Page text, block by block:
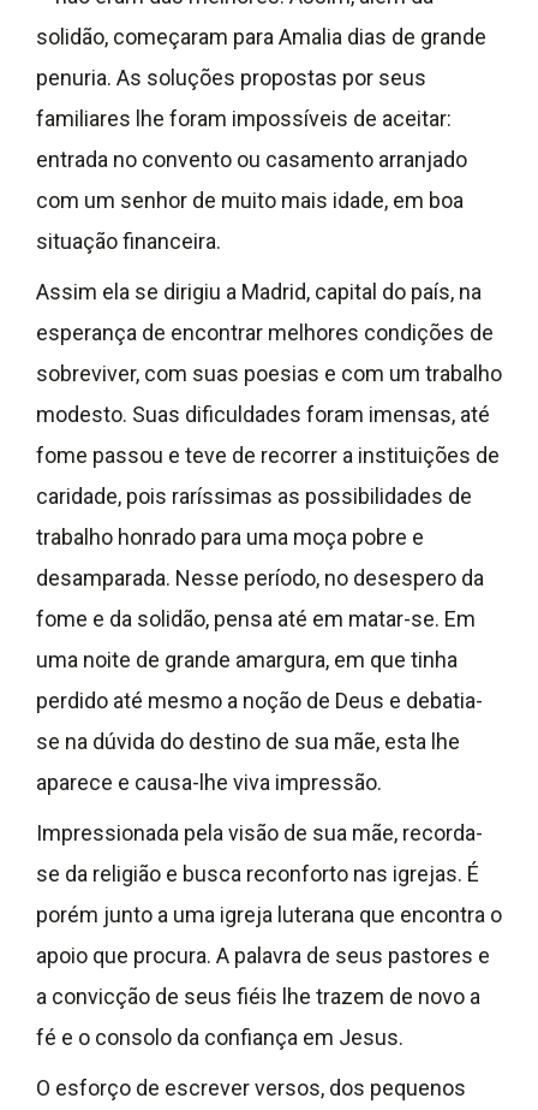
solidão, começaram para Amalia dias de grande
penuria. As soluções propostas por seus
familiares lhe foram impossíveis de aceitar:
entrada no convento ou casamento arranjado
com um senhor de muito mais idade, em boa
situação financeira.
Assim ela se dirigiu a Madrid, capital do país, na
esperança de encontrar melhores condições de
sobreviver, com suas poesias e com um trabalho
modesto. Suas dificuldades foram imensas, até
fome passou e teve de recorrer a instituições de
caridade, pois raríssimas as possibilidades de
trabalho honrado para uma moça pobre e
desamparada. Nesse período, no desespero da
fome e da solidão, pensa até em matar-se. Em
uma noite de grande amargura, em que tinha
perdido até mesmo a noção de Deus e debatia-
se na dúvida do destino de sua mãe, esta lhe
aparece e causa-lhe viva impressão.
Impressionada pela visão de sua mãe, recorda-
se da religião e busca reconforto nas igrejas. É
porém junto a uma igreja luterana que encontra o
apoio que procura. A palavra de seus pastores e
a convicção de seus fiéis lhe trazem de novo a
fé e o consolo da confiança em Jesus.
O esforço de escrever versos, dos pequenos